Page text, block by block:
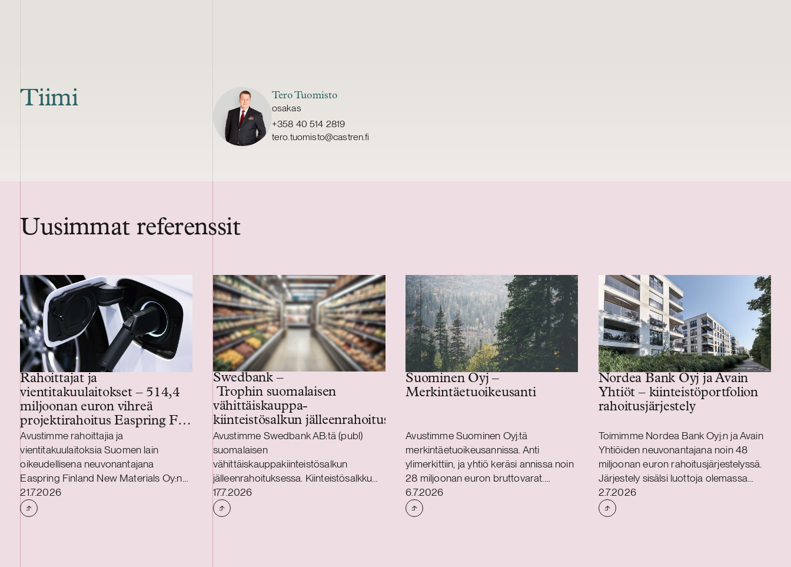
Tiimi Tero Tuomisto
osakas
+358 40 514 2819
tero.tuomisto@castren.fi
Uusimmat referenssit
Rahoittajat ja
vientitakuulaitokset – 514,4
miljoonan euron vihreä
projektirahoitus Easpring Finland
New Materialsin CAM-
tehtaalle
Avustimme rahoittajia ja
vientitakuulaitoksia Suomen lain
oikeudellisena neuvonantajana
Easpring Finland New Materials Oy:n
Kotkaan rakennettavan
katodiaktiivimateriaalia (CAM)
valmistavan tehtaan kehittämiseen ja
Julkaistu
21.7.2026
Swedbank –
Trophin suomalaisen
vähittäiskauppa­­­­­
kiinteistösalkun jälleenrahoitus
Avustimme Swedbank AB:tä (publ)
suomalaisen
vähittäiskauppakiinteistösalkun
jälleenrahoituksessa. Kiinteistösalkku
on Trophin suomalaisten tytäryhtiöiden
omistuksessa. Trophi on Pohjoismaiden
johtava päivittäistavarakauppavetoisiin
Julkaistu
17.7.2026
Suominen Oyj –
Merkintäetuoikeusanti
Avustimme Suominen Oyj:tä
merkintäetuoikeusannissa. Anti
ylimerkittiin, ja yhtiö keräsi annissa noin
28 miljoonan euron bruttovarat.
Avustimme Suomista myös yhtiön
kolmivuotisen 100 miljoonan euron
arvoisen syndikoidun lainajärjestelyn
Julkaistu
6.7.2026
Nordea Bank Oyj ja Avain
Yhtiöt – kiinteistöportfolion
rahoitusjärjestely
Toimimme Nordea Bank Oyj:n ja Avain
Yhtiöiden neuvonantajana noin 48
miljoonan euron rahoitusjärjestelyssä.
Järjestely sisälsi luottoja olemassa
olevan kiinteistöportfolion
jälleenrahoitukseen sekä yrityksien
hankkimiseen – ja
Julkaistu
2.7.2026